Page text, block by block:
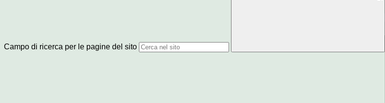
Campo di ricerca per le pagine del sito